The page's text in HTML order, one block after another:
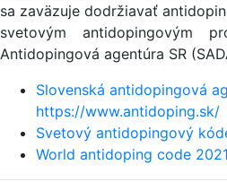
sa zaväzuje dodržiavať
svetovým antidopingovým
Antidopingová agentúra SR
Slovenská antidopingová
https://www.antidoping.sk/
Svetový antidopingový
World antidoping code